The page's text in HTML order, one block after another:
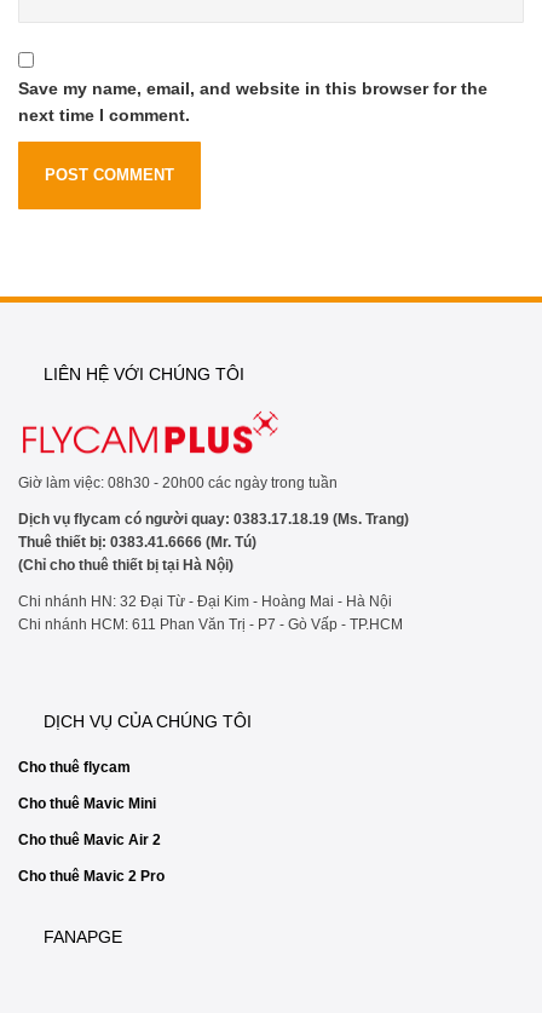
Save my name, email, and website in this browser for the
next time I comment.
LIÊN HỆ VỚI CHÚNG TÔI
Giờ làm việc: 08h30 - 20h00 các ngày trong tuần
Dịch vụ flycam có người quay: 0383.17.18.19 (Ms. Trang)
Thuê thiết bị: 0383.41.6666 (Mr. Tú)
(Chỉ cho thuê thiết bị tại Hà Nội)
Chi nhánh HN: 32 Đại Từ - Đại Kim - Hoàng Mai - Hà Nội
Chi nhánh HCM: 611 Phan Văn Trị - P7 - Gò Vấp - TP.HCM
DỊCH VỤ CỦA CHÚNG TÔI
Cho thuê flycam
Cho thuê Mavic Mini
Cho thuê Mavic Air 2
Cho thuê Mavic 2 Pro
FANAPGE